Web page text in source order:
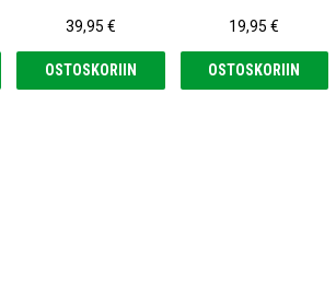
39,95 €
OSTOSKORIIN
19,95 €
OSTOSKORIIN